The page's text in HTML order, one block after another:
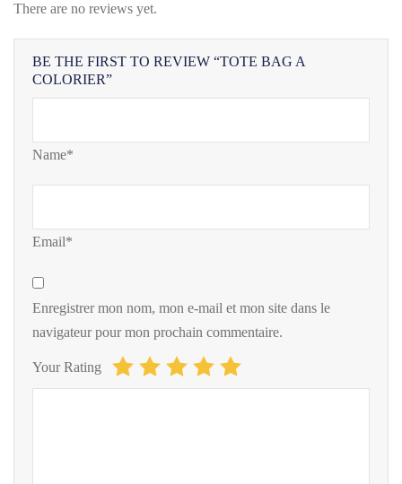
There are no reviews yet.
BE THE FIRST TO REVIEW “TOTE BAG A
COLORIER”
Name*
Email*
Enregistrer mon nom, mon e-mail et mon site dans le
navigateur pour mon prochain commentaire.
Your Rating